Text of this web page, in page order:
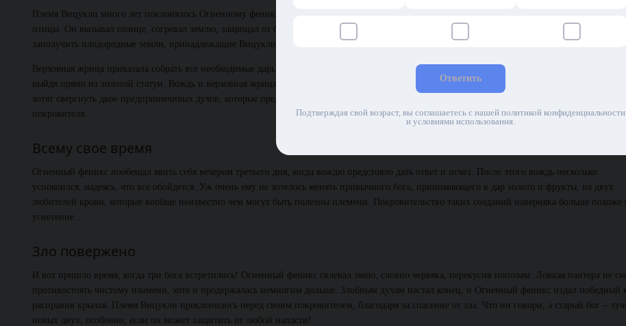
Племя Вицукли много лет поклонялось Огненному фениксу. Единственный бог, в которого они верили, являлся смертными в виде пылающей
птицы. Он вызывал солнце, согревал землю, защищал от болезней и помогал справиться с нападками соседей, которые до смерти хотели
заполучить плодородные земли, принадлежащие Вицукли.
Верховная жрица приказала собрать все необходимые дары и провела ритуал призыва Огненного феникса. Божество ответило на зов и
выйдя прямо из золотой статуи. Вождь и верховная жрица пали в ниц, выражая свое почтение, а потом рассказали о том, что Огненного
хотят свергнуть двое предприимчивых духов, которые предпочитают кровавые жертвы. Они просили помощи, надеясь на силу своего
покровителя.
Всему свое время
Огненный феникс пообещал явить себя вечером третьего дня, когда вождю предстояло дать ответ и исчез. После этого вождь несколько
успокоился, надеясь, что все обойдется. Уж очень ему не хотелось менять привычного бога, принимающего в дар золото и фрукты, на двух
любителей крови, которые вообще неизвестно чем могут быть полезны племени. Покровительство таких созданий наверняка больше похоже
угнетение…
Зло повержено
И вот пришло время, когда три бога встретились! Огненный феникс склевал змею, словно червяка, перекусив пополам. Ловкая пантера не
противостоять чистому пламени, хотя и продержалась немногим дольше. Злобным духам настал конец, и Огненный феникс издал победный
расправив крылья. Племя Вицукли преклонилось перед своим покровителем, благодаря за спасение от зла. Что ни говори, а старый бог –
новых двух, особенно, если он может защитить от любой напасти!
Ответить
Подтверждая свой возраст, вы соглашаетесь с нашей политикой конфиденциальности
и условиями использования.